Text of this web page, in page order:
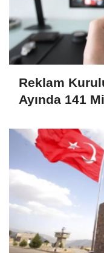
Reklam
Ayında 141